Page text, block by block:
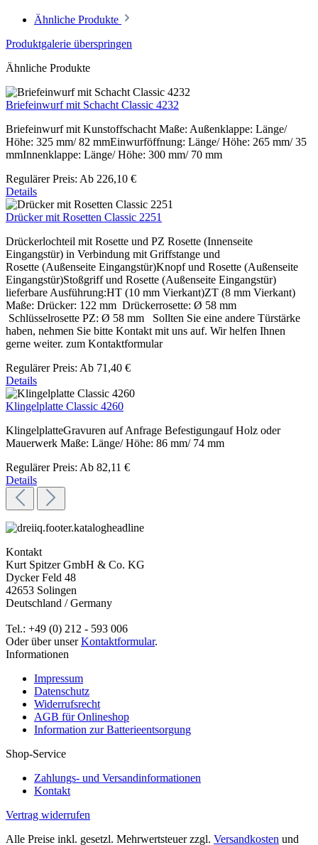
Ähnliche Produkte
Produktgalerie überspringen
Ähnliche Produkte
Briefeinwurf mit Schacht Classic 4232
Briefeinwurf mit Kunstoffschacht Maße: Außenklappe: Länge/
Höhe: 325 mm/ 82 mmEinwurföffnung: Länge/ Höhe: 265 mm/ 35
mmInnenklappe: Länge/ Höhe: 300 mm/ 70 mm
Regulärer Preis: Ab 226,10 €
Details
Drücker mit Rosetten Classic 2251
Drückerlochteil mit Rosette und PZ Rosette (Innenseite
Eingangstür) in Verbindung mit Griffstange und
Rosette (Außenseite Eingangstür)Knopf und Rosette (Außenseite
Eingangstür)Stoßgriff und Rosette (Außenseite Eingangstür)
lieferbare Ausführung:HT (10 mm Vierkant)ZT (8 mm Vierkant)
Maße: Drücker: 122 mm Drückerrosette: Ø 58 mm
Schlüsselrosette PZ: Ø 58 mm Sollten Sie eine andere Türstärke
haben, nehmen Sie bitte Kontakt mit uns auf. Wir helfen Ihnen
gerne weiter. zum Kontaktformular
Regulärer Preis: Ab 71,40 €
Details
Klingelplatte Classic 4260
KlingelplatteGravuren auf Anfrage Befestigungauf Holz oder
Mauerwerk Maße: Länge/ Höhe: 86 mm/ 74 mm
Regulärer Preis: Ab 82,11 €
Details
Kontakt
Kurt Spitzer GmbH & Co. KG
Dycker Feld 48
42653 Solingen
Deutschland / Germany
Tel.: +49 (0) 212 - 593 006
Oder über unserKontaktformular.
Informationen
Impressum
Datenschutz
Widerrufsrecht
AGB für Onlineshop
Information zur Batterieentsorgung
Shop-Service
Zahlungs- und Versandinformationen
Kontakt
Vertrag widerrufen
Alle Preise inkl. gesetzl. Mehrwertsteuer zzgl. Versandkosten und